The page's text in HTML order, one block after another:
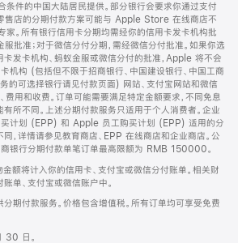
件的中国大陆居民提供。部分银行会要求你通过支付
售店的分期付款方案可能与 Apple Store 在线商店不
。所有银行信用卡分期均需经你的信用卡发卡机构批
服批准；对于微信分付分期，需经微信分付批准。如果你选
发卡机构、蚂蚁金服或微信分付的批准，Apple 将不会
机构 (包括但不限于招商银行、中国建设银行、中国工商
的可选择银行请见付款页面) 网站、支付宝网站和微信
费用和收费。订单可能需要满足特定金额要求，不同免息
所不同。上述分期付款服务只适用于个人消费者。企业
买计划 (EPP) 和 Apple 员工购买计划 (EPP) 适用的分
，详情请参见教育商店、EPP 在线商店和企业商店。公
商银行分期付款单笔订单最高限额为 RMB 150000。
额将计入你的信用卡、支付宝或微信分付账单。相关财
单、支付宝或微信账户中。
期付款服务。价格包含增值税。所有订单均可享受免费
30 日。